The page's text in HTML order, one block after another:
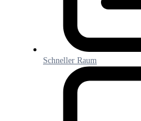
Schneller Raum